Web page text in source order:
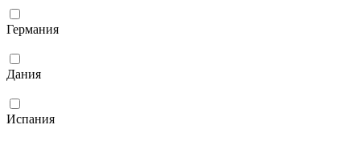
Германия
Дания
Испания